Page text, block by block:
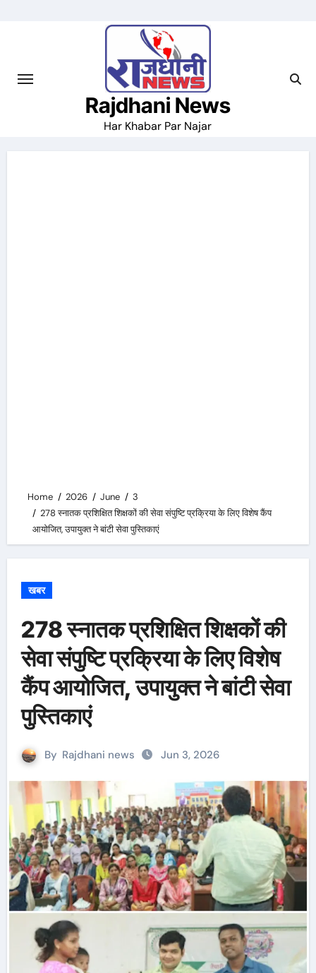
Rajdhani News
Har Khabar Par Najar
Home 2026 June
3
278 स्नातक प्रशिक्षित शिक्षकों की सेवा संपुष्टि प्रक्रिया के लिए विशेष कैंप
आयोजित, उपायुक्त ने बांटी सेवा पुस्तिकाएं
खबर
278 स्नातक प्रशिक्षित शिक्षकों की
सेवा संपुष्टि प्रक्रिया के लिए विशेष
कैंप आयोजित, उपायुक्त ने बांटी सेवा
पुस्तिकाएं
By Rajdhani news Jun 3, 2026